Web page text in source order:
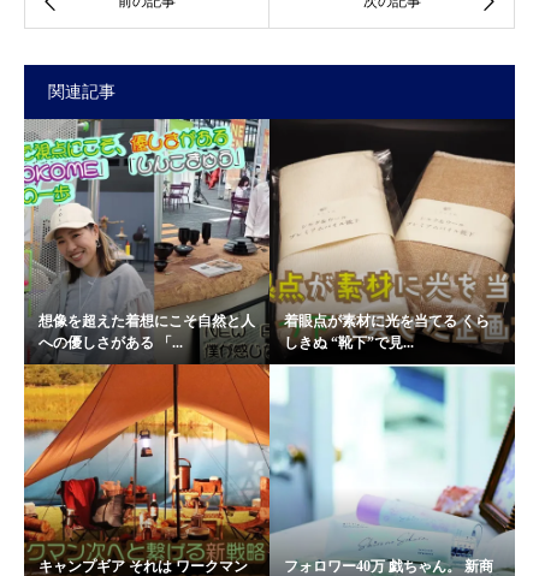
関連記事
想像を超えた着想にこそ自然と人
への優しさがある 「...
着眼点が素材に光を当てる くら
しきぬ “靴下”で見...
キャンプギア それは ワークマン
フォロワー40万 戯ちゃん。 新商